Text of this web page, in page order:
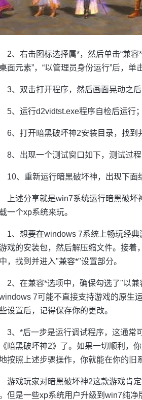
2、右击图标选择属*，然后单击“兼容
面元素”，“以管理员身份运行”后，单击
3、双击打开程序，然后画面晃动之
5、运行d2vidtst.exe程序自检后运行；
6、打开暗黑破坏神2安装目录，找到
8、出现一个测试窗口如下，测试过程
10、重新运行暗黑破坏神，出现下面
上述分享就是win7系统运行暗黑破
一个xp系统来玩。
1、想要在windows 7系统上畅玩经
戏的安装包，然后解压缩文件。接着
，找到并进入"兼容*"设置部分。
2、在兼容*选项中，确保勾选了"以
7可能不直接支持游戏的原生
设置后，记得保存你的更改。
3、*后一步是运行调试程序，这通常
暗黑破坏神2》了。如果一切顺利，
按照上述步骤操作，你就能在你的旧
游戏玩家对暗黑破坏神2这款游戏肯
但是一些xp系统用户升级到win7纯